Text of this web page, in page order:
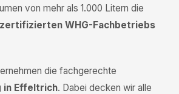
von mehr als 1.000 Litern die
zertifizierten WHG-Fachbetriebs
die fachgerechte
in Effeltrich. Dabei decken wir alle